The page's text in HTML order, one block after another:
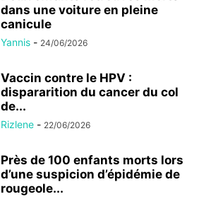
dans une voiture en pleine
canicule
Yannis - 24/06/2026
Vaccin contre le HPV :
dispararition du cancer du col
de...
Rizlene - 22/06/2026
Près de 100 enfants morts lors
d’une suspicion d’épidémie de
rougeole...